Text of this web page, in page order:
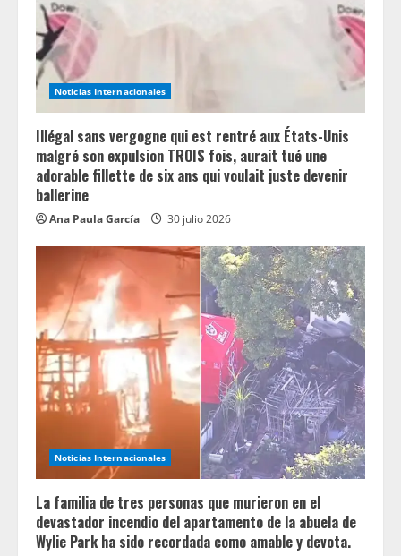
d
i
n
g
Noticias Internacionales
Illégal sans vergogne qui est rentré aux États-Unis
malgré son expulsion TROIS fois, aurait tué une
adorable fillette de six ans qui voulait juste devenir
ballerine
Ana Paula García 30 julio 2026
Noticias Internacionales
La familia de tres personas que murieron en el
devastador incendio del apartamento de la abuela de
Wylie Park ha sido recordada como amable y devota.